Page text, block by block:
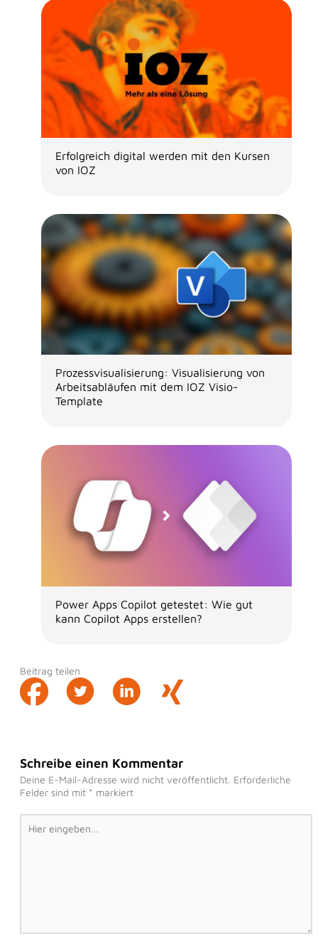
Erfolgreich digital werden mit den Kursen
von IOZ
Prozessvisualisierung: Visualisierung von
Arbeitsabläufen mit dem IOZ Visio-
Template
Power Apps Copilot getestet: Wie gut
kann Copilot Apps erstellen?
Beitrag teilen
Schreibe einen Kommentar
Deine E-Mail-Adresse wird nicht veröffentlicht. Erforderliche
Felder sind mit * markiert
Hier
eingeben…